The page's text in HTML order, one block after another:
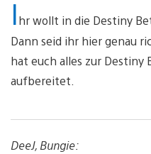
Ihr wollt in die Destiny
Dann seid ihr hier genau
hat euch alles zur Destiny
aufbereitet.
DeeJ, Bungie: